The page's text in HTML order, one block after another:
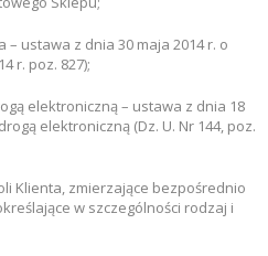
ustawa z dnia 30 maja 2014 r. o
r. poz. 827);
elektroniczną – ustawa z dnia 18
elektroniczną (Dz. U. Nr 144, poz.
Klienta, zmierzające bezpośrednio
w szczególności rodzaj i